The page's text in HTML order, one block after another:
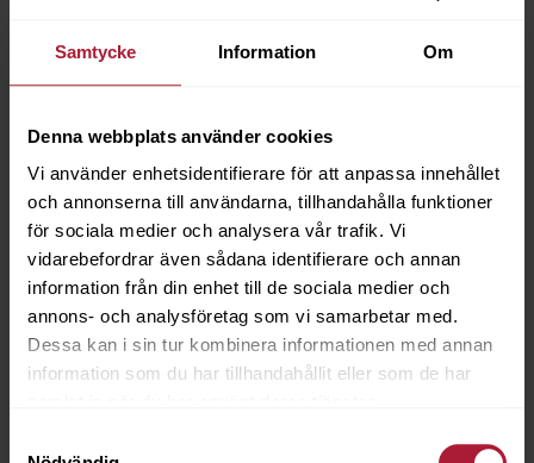
Samtycke Information Om
Denna webbplats använder cookies
Vi använder enhetsidentifierare för att anpassa innehållet
och annonserna till användarna, tillhandahålla funktioner
för sociala medier och analysera vår trafik. Vi
vidarebefordrar även sådana identifierare och annan
information från din enhet till de sociala medier och
annons- och analysföretag som vi samarbetar med.
Dessa kan i sin tur kombinera informationen med annan
information som du har tillhandahållit eller som de har